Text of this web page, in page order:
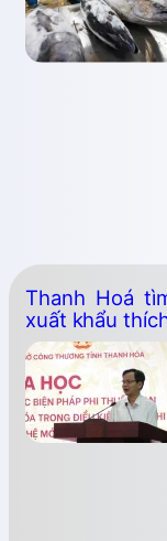
Thanh Hoá
xuất khẩu